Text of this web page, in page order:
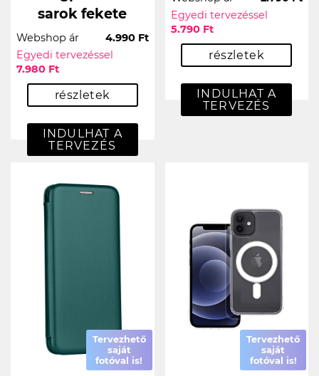
sarok fekete
Webshop ár
4.990 Ft
Egyedi tervezéssel
7.980 Ft
részletek
INDULHAT A
TERVEZÉS
Egyedi tervezéssel
5.790 Ft
részletek
INDULHAT A
TERVEZÉS
Tervezhető
saját
fotóval is!
Tervezhető
saját
fotóval is!